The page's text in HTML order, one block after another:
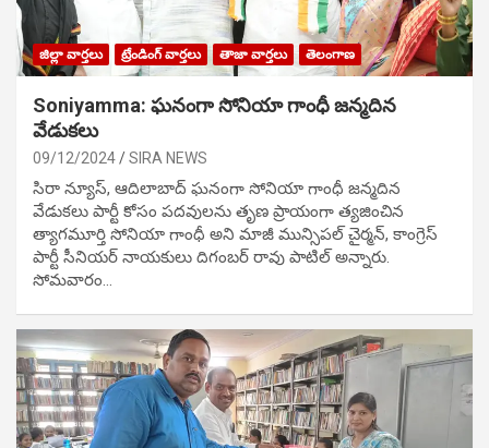
జిల్లా వార్తలు ట్రేండింగ్ వార్తలు తాజా వార్తలు తెలంగాణ
Soniyamma: ఘ‌నంగా సోనియా గాంధీ జ‌న్మ‌దిన
వేడుక‌లు
09/12/2024 SIRA NEWS
సిరా న్యూస్, ఆదిలాబాద్ ఘ‌నంగా సోనియా గాంధీ జ‌న్మ‌దిన
వేడుక‌లు పార్టీ కోసం ప‌ద‌వుల‌ను తృణ ప్రాయంగా త్య‌జించిన
త్యాగమూర్తి సోనియా గాంధీ అని మాజీ మున్సిప‌ల్ చైర్మ‌న్, కాంగ్రెస్
పార్టీ సీనియ‌ర్ నాయ‌కులు దిగంబ‌ర్ రావు పాటిల్ అన్నారు.
సోమవారం…